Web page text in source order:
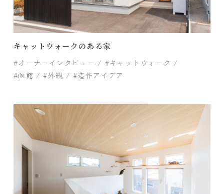
キャットウォークのある家
#オーナーインタビュー
#キャットウォーク
#函館
#外観 #造作アイデア